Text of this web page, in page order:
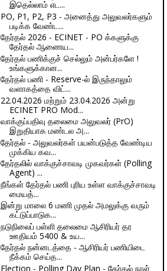
இதெல்லாம் எட...
PO, P1, P2, P3 - அனைத்து அலுவலர்களும்
படிக்க வேண்ட...
தேர்தல் 2026 - ECINET - PO க்களுக்கு
தேர்தல் ஆணைய...
தேர்தல் பணிக்குச் செல்லும் அன்பர்களே !
உங்களுக்கான...
தேர்தல் பணி - Reserve-ல் இருந்தாலும்
வளாகத்தை விட்...
22.04.2026 மற்றும் 23.04.2026 அன்று
ECINET PRO Mod...
வாக்குப்பதிவு தலைமை அலுவலர் (PrO)
இறுதியாக மண்டல அ...
தேர்தல் - அலுவலர்கள் பயன்படுத்த வேண்டிய
முக்கிய கவ...
தேர்தலில் வாக்குச்சாவடி முகவர்கள் (Polling
Agent) ...
நீங்கள் தேர்தல் பணி புரிய உள்ள வாக்குச்சாவடி
மையத்...
இன்று மாலை 6 மணி முதல் அமலுக்கு வரும்
கட்டுப்பாடுக...
நடுநிலைப் பள்ளி தலைமை ஆசிரியர் தர
ஊதியம் 5400 & உய...
தேர்தல் நன்னடத்தை - ஆசிரியர் பணியிடை
நீக்கம் செய்த...
Election - Polling Day Plan - தேர்தல் நாள்